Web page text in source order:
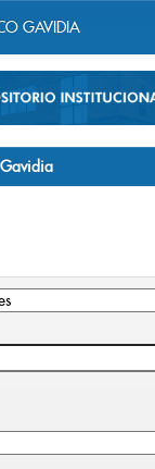
GAVIDIA